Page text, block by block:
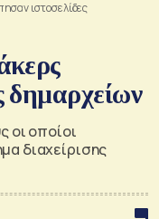
ιστοσελίδες
δημαρχείων
οι οποίοι
διαχείρισης